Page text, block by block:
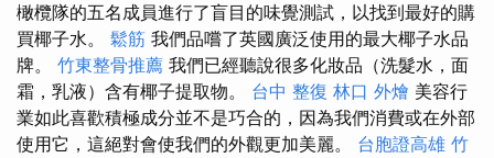
橄欖隊的五名成員進行了盲目的味覺測試，以找到最好的購
買椰子水。 鬆筋 我們品嚐了英國廣泛使用的最大椰子水品
牌。 竹東整骨推薦 我們已經聽說很多化妝品（洗髮水，面
霜，乳液）含有椰子提取物。 台中 整復 林口 外燴 美容行
業如此喜歡積極成分並不是巧合的，因為我們消費或在外部
使用它，這絕對會使我們的外觀更加美麗。 台胞證高雄 竹